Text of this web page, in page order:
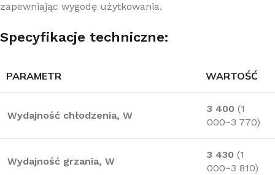
zapewniając wygodę użytkowania.
Specyfikacje techniczne:
PARAMETR WARTOŚĆ
Wydajność chłodzenia, W
3 400 (1
000~3 770)
Wydajność grzania, W
3 430 (1
000~3 810)